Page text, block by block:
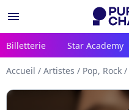
menu
Billetterie Star Academy
Accueil / Artistes / Pop, Rock /